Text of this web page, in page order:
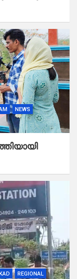
NEWS
REGIONAL